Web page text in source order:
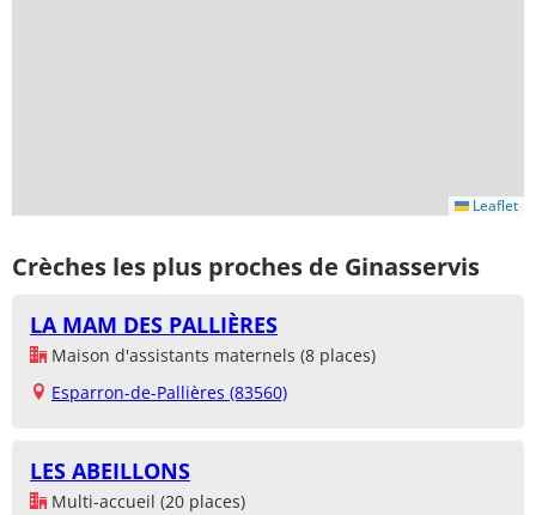
Leaflet
Crèches les plus proches de Ginasservis
LA MAM DES PALLIÈRES
Maison d'assistants maternels (8 places)
Esparron-de-Pallières (83560)
LES ABEILLONS
Multi-accueil (20 places)